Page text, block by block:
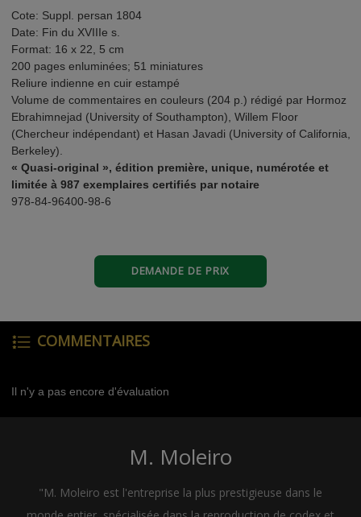
Cote: Suppl. persan 1804
Date: Fin du XVIIIe s.
Format: 16 x 22, 5 cm
200 pages enluminées; 51 miniatures
Reliure indienne en cuir estampé
Volume de commentaires en couleurs (204 p.) rédigé par Hormoz
Ebrahimnejad (University of Southampton), Willem Floor
(Chercheur indépendant) et Hasan Javadi (University of California,
Berkeley).
« Quasi-original », édition première, unique, numérotée et
limitée à 987 exemplaires certifiés par notaire
978-84-96400-98-6
DEMANDE DE PRIX
COMMENTAIRES
Il n'y a pas encore d'évaluation
M. Moleiro
"M. Moleiro est l'entreprise la plus prestigieuse dans le